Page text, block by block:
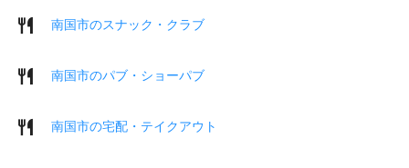
南国市のスナック・クラブ
南国市のパブ・ショーパブ
南国市の宅配・テイクアウト